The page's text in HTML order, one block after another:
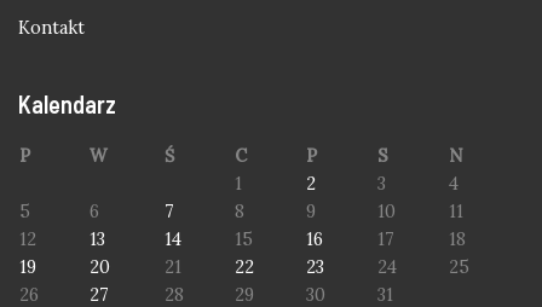
Kontakt
Kalendarz
P W Ś C P S
N
1
2 3
4
5
6 7 8 9 10
11
12
13 14 15 16 17
18
19
20 21 22 23 24
25
26
27 28 29 30 31